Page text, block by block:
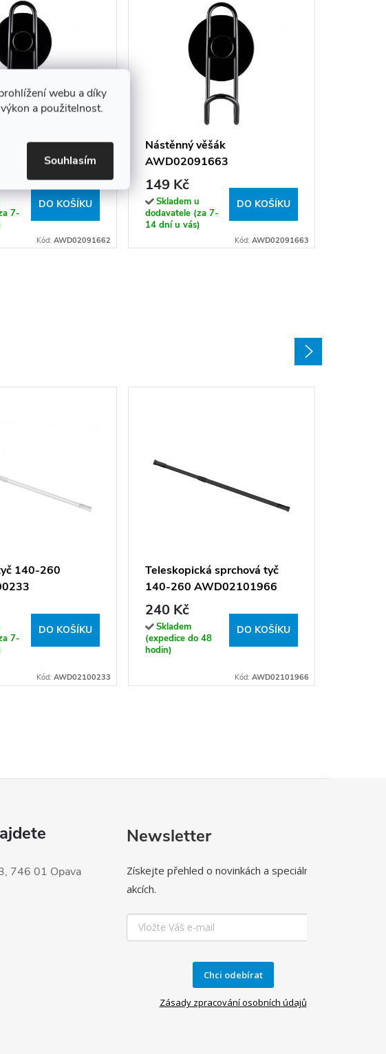
webu a díky
a použitelnost.
Souhlasím
7-
DO KOŠÍKU
Kód: AWD02091662
Nástěnný věšák
AWD02091663
149 Kč
Skladem u
dodavatele (za 7-
14 dní u vás)
DO KOŠÍKU
Kód: AWD02091663
140-260
7-
DO KOŠÍKU
Kód: AWD02100233
Teleskopická sprchová tyč
140-260 AWD02101966
240 Kč
Skladem
(expedice do 48
hodin)
DO KOŠÍKU
Kód: AWD02101966
746 01 Opava
Newsletter
Získejte přehled o novinkách a speciálních
akcích.
Chci odebírat
Zásady zpracování osobních údajů